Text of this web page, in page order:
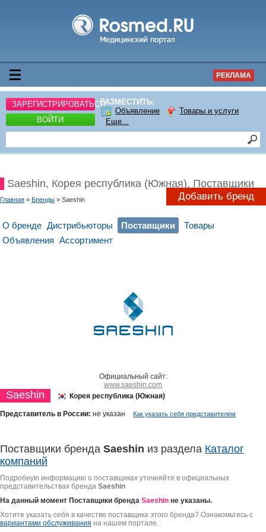
РЕКЛАМА
ЗАРЕГИСТРИРОВАТЬСЯ
ВОЙТИ
РАЗМЕСТИТЬ:
Объявление
Товары и услуги
Еще...
Saeshin, Корея республика (Южная), Поставщики
Главная » Бренды » Saeshin Добавить бренд
О бренде Дистрибьюторы Поставщики
Товары
Объявления Ассортимент
Официальный сайт:
www.saeshin.com
Saeshin Корея республика (Южная)
Представитель в России: не указан Как указать себя представителем
Поставщики бренда Saeshin из раздела Каталог
компаний
Подробную информацию о поставщиках уточняйте в официальных
представительствах бренда Saeshin
На данный момент Поставщики бренда Saeshin не указаны.
Хотите указать себя в качестве поставщика этого бренда? Ознакомьтесь с
вариантами обслуживания на нашем портале.